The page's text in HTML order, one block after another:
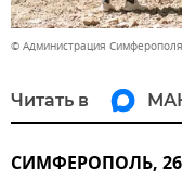
© Администрация Симферополя
Читать в
СИМФЕРОПОЛЬ, 26